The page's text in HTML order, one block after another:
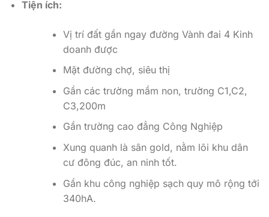
Tiện ích:
Vị trí đất gần ngay đường Vành đai 4 Kinh
doanh được
Mặt đường chợ, siêu thị
Gần các trường mầm non, trường C1,C2,
C3,200m
Gần trường cao đẳng Công Nghiệp
Xung quanh là sân gold, nằm lõi khu dân
cư đông đúc, an ninh tốt.
Gần khu công nghiệp sạch quy mô rộng tới
340hA.